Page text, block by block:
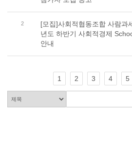
2
[모집]사회적협동조합 사람과
년도 하반기 사회적경제
안내
1 2 3 4 5